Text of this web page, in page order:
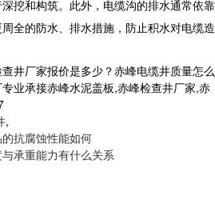
挖和构筑。此外，电缆沟的排水通常依靠
全的防水、排水措施，防止积水对电缆造
井厂家报价是多少？赤峰电缆井质量怎么
业承接赤峰水泥盖板,赤峰检查井厂家,赤
,
抗腐蚀性能如何
承重能力有什么关系